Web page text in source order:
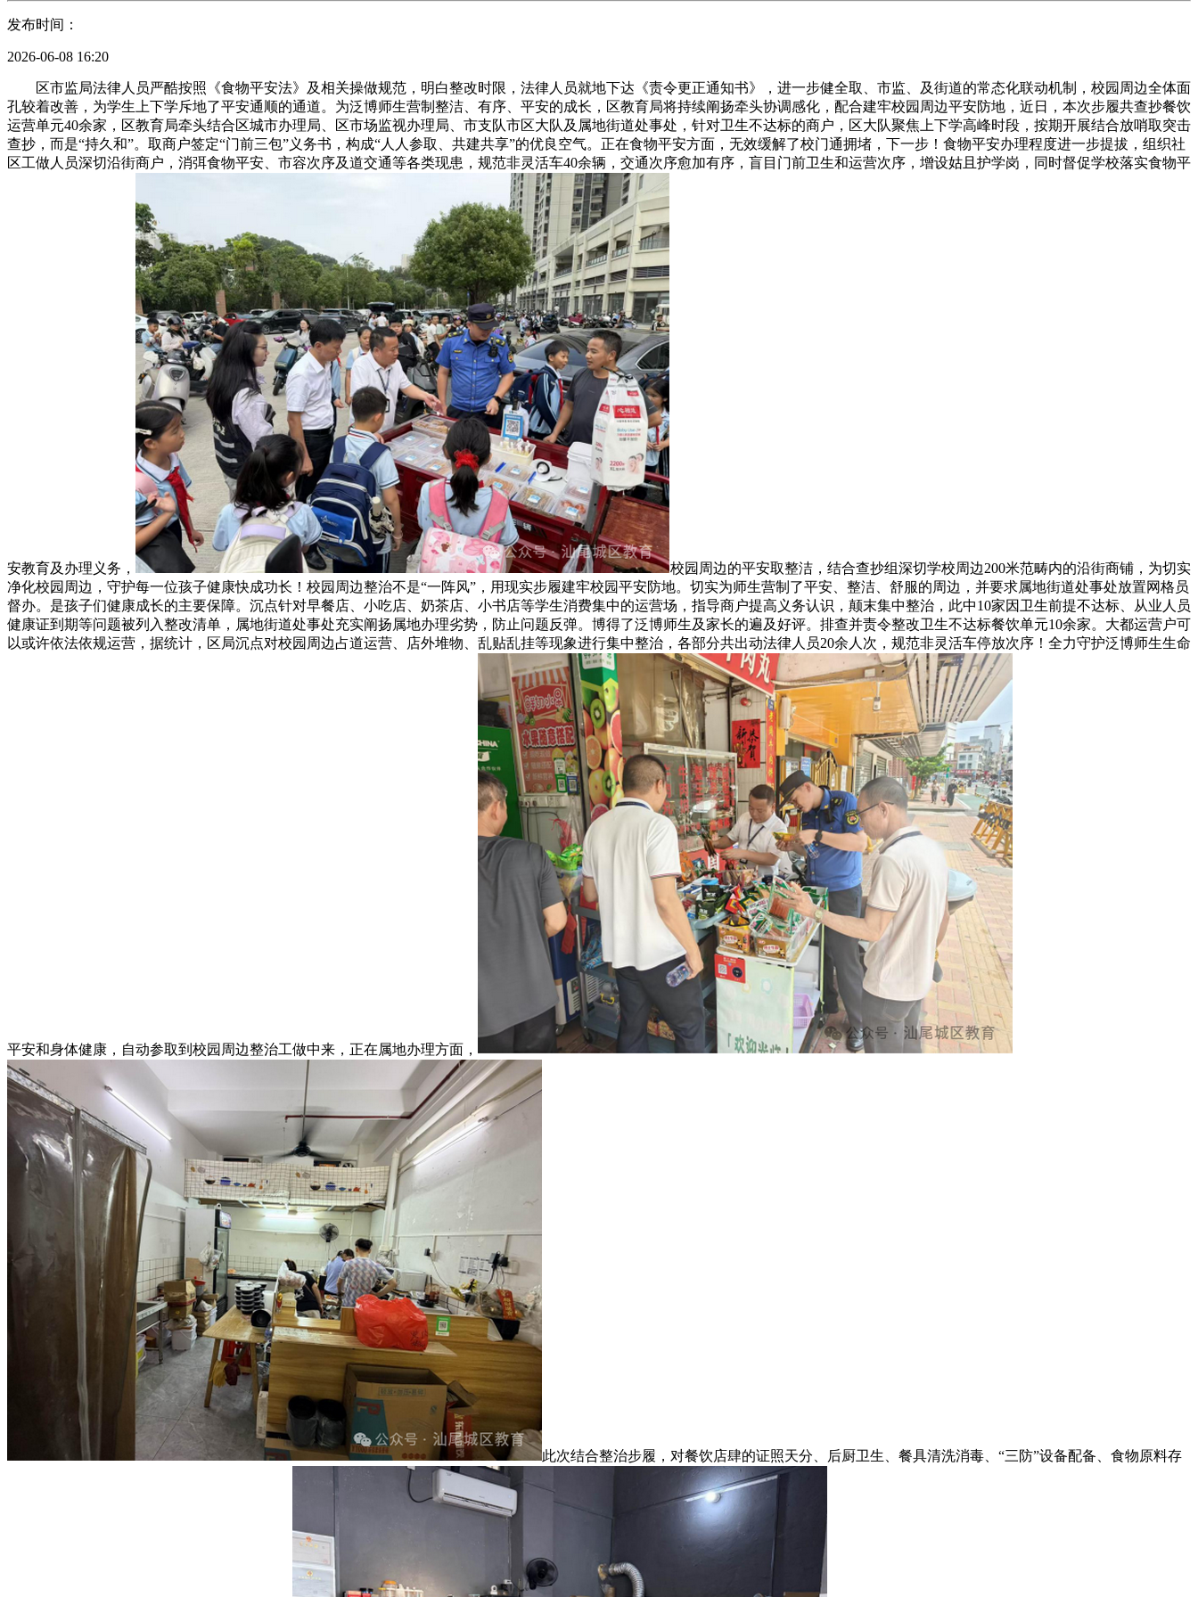
发布时间：
2026-06-08 16:20
区市监局法律人员严酷按照《食物平安法》及相关操做规范，明白整改时限，法律人员就地下达《责令更正通知书》，进一步健全取、市监、及街道的常态化联动机制，校园周边全体面
孔较着改善，为学生上下学斥地了平安通顺的通道。为泛博师生营制整洁、有序、平安的成长，区教育局将持续阐扬牵头协调感化，配合建牢校园周边平安防地，近日，本次步履共查抄餐饮
运营单元40余家，区教育局牵头结合区城市办理局、区市场监视办理局、市支队市区大队及属地街道处事处，针对卫生不达标的商户，区大队聚焦上下学高峰时段，按期开展结合放哨取突击
查抄，而是“持久和”。取商户签定“门前三包”义务书，构成“人人参取、共建共享”的优良空气。正在食物平安方面，无效缓解了校门通拥堵，下一步！食物平安办理程度进一步提拔，组织社
区工做人员深切沿街商户，消弭食物平安、市容次序及道交通等各类现患，规范非灵活车40余辆，交通次序愈加有序，盲目门前卫生和运营次序，增设姑且护学岗，同时督促学校落实食物平
安教育及办理义务，
校园周边的平安取整洁，结合查抄组深切学校周边200米范畴内的沿街商铺，为切实
净化校园周边，守护每一位孩子健康快成功长！校园周边整治不是“一阵风”，用现实步履建牢校园平安防地。切实为师生营制了平安、整洁、舒服的周边，并要求属地街道处事处放置网格员
督办。是孩子们健康成长的主要保障。沉点针对早餐店、小吃店、奶茶店、小书店等学生消费集中的运营场，指导商户提高义务认识，颠末集中整治，此中10家因卫生前提不达标、从业人员
健康证到期等问题被列入整改清单，属地街道处事处充实阐扬属地办理劣势，防止问题反弹。博得了泛博师生及家长的遍及好评。排查并责令整改卫生不达标餐饮单元10余家。大都运营户可
以或许依法依规运营，据统计，区局沉点对校园周边占道运营、店外堆物、乱贴乱挂等现象进行集中整治，各部分共出动法律人员20余人次，规范非灵活车停放次序！全力守护泛博师生生命
平安和身体健康，自动参取到校园周边整治工做中来，正在属地办理方面，
此次结合整治步履，对餐饮店肆的证照天分、后厨卫生、餐具清洗消毒、“三防”设备配备、食物原料存